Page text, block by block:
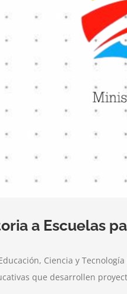
a Escuelas
Ciencia y
que desarrollen